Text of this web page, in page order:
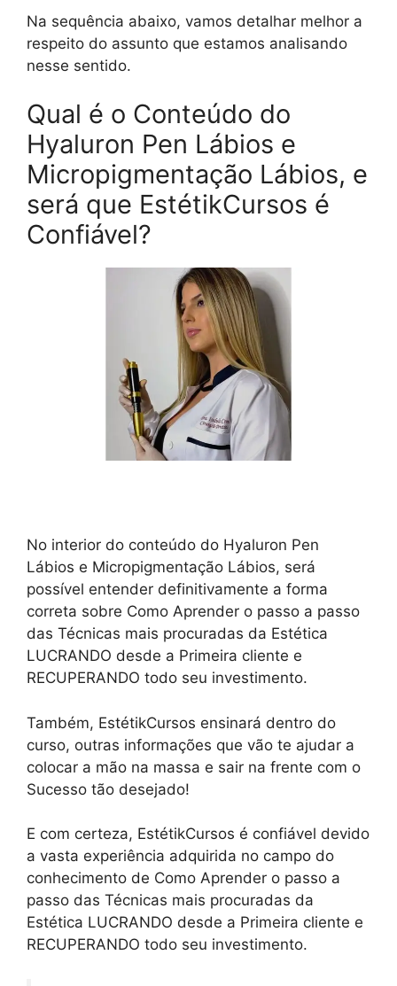
Na sequência abaixo, vamos detalhar melhor a
respeito do assunto que estamos analisando
nesse sentido.
Qual é o Conteúdo do
Hyaluron Pen Lábios e
Micropigmentação Lábios, e
será que EstétikCursos é
Confiável?
No interior do conteúdo do Hyaluron Pen
Lábios e Micropigmentação Lábios, será
possível entender definitivamente a forma
correta sobre Como Aprender o passo a passo
das Técnicas mais procuradas da Estética
LUCRANDO desde a Primeira cliente e
RECUPERANDO todo seu investimento.
Também, EstétikCursos ensinará dentro do
curso, outras informações que vão te ajudar a
colocar a mão na massa e sair na frente com o
Sucesso tão desejado!
E com certeza, EstétikCursos é confiável devido
a vasta experiência adquirida no campo do
conhecimento de Como Aprender o passo a
passo das Técnicas mais procuradas da
Estética LUCRANDO desde a Primeira cliente e
RECUPERANDO todo seu investimento.